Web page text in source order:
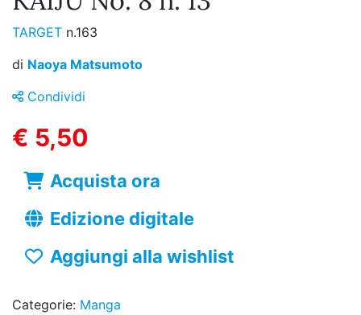
TARGET n.163
di Naoya Matsumoto
Condividi
€ 5,50
Acquista ora
Edizione digitale
Aggiungi alla wishlist
Categorie: Manga